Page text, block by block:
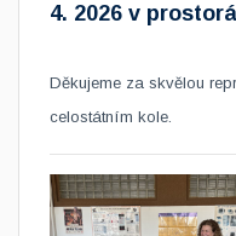
4. 2026 v
Děkujeme za skvělou
celostátním kole.